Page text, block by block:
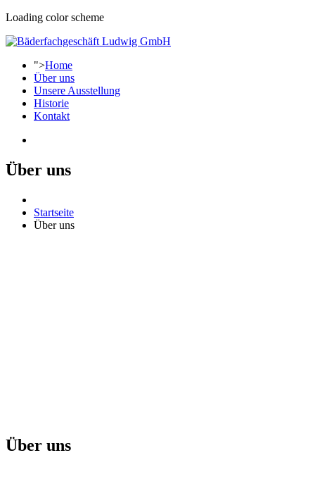
Loading color scheme
">Home
Über uns
Unsere Ausstellung
Historie
Kontakt
Über uns
Startseite
Über uns
Über uns